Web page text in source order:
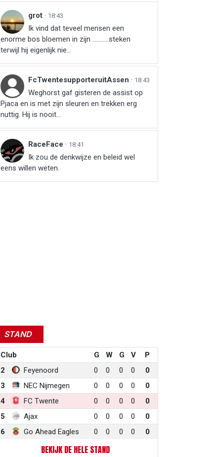
grot · 18:43
Ik vind dat teveel mensen een
enorme bos bloemen in zijn ...........steken
terwijl hij eigenlijk nie...
FcTwentesupporteruitAssen · 18:43
Weghorst gaf gisteren de assist op
Pjaca en is met zijn sleuren en trekken erg
nuttig. Hij is nooit...
RaceFace · 18:41
Ik zou de denkwijze en beleid wel
eens willen weten.
STAND
Club G W G V
P
2
Feyenoord 0 0 0 0
0
3
NEC Nijmegen 0 0 0 0
0
4
FC Twente 0 0 0 0
0
5
Ajax 0 0 0 0
0
6
Go Ahead Eagles 0 0 0 0 0
BEKIJK DE HELE STAND